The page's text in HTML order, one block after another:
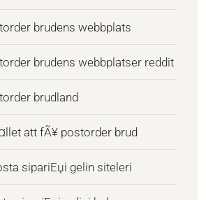
brudens webbplats
brudens webbplatser reddit
brudland
att fÃ¥ postorder brud
sipariЕџi gelin siteleri